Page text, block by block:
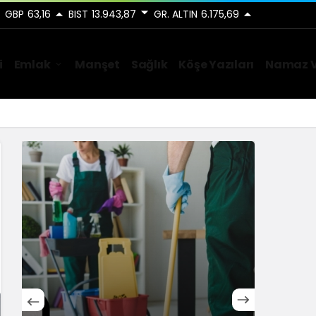
GBP 63,16 BIST 13.943,87 GR. ALTIN 6.175,69